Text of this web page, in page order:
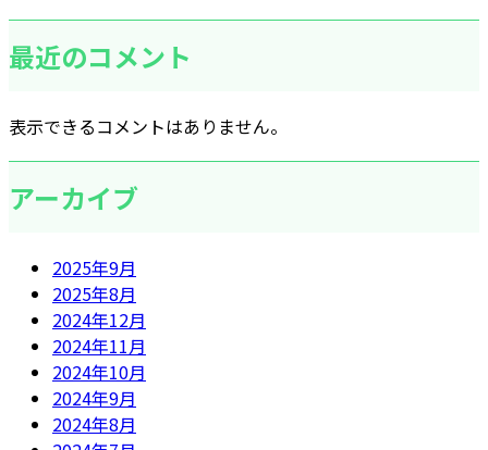
最近のコメント
表示できるコメントはありません。
アーカイブ
2025年9月
2025年8月
2024年12月
2024年11月
2024年10月
2024年9月
2024年8月